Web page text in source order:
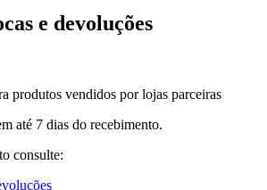
e devoluções
produtos vendidos por lojas parceiras
até 7 dias do recebimento.
consulte: